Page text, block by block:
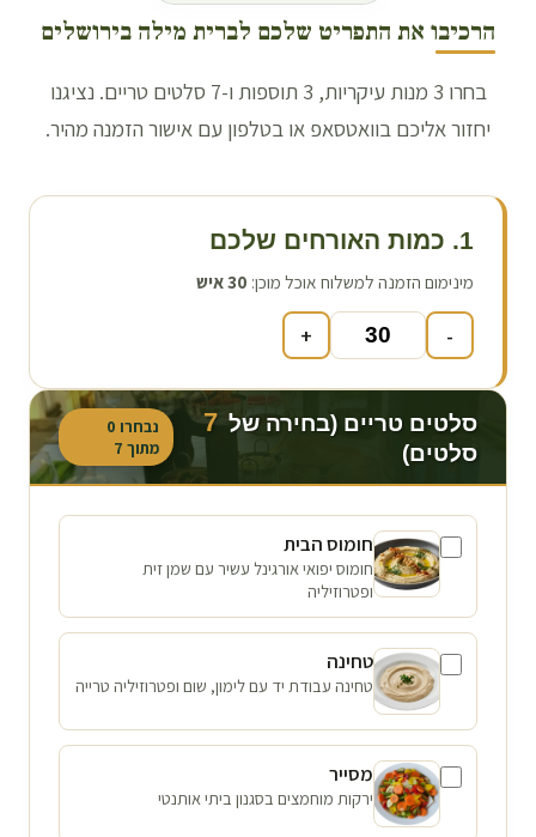
הרכיבו את התפריט שלכם לברית מילה בירושלים
בחרו 3 מנות עיקריות, 3 תוספות ו-7 סלטים טריים. נציגנו
יחזור אליכם בוואטסאפ או בטלפון עם אישור הזמנה מהיר.
1. כמות האורחים שלכם
מינימום הזמנה למשלוח אוכל מוכן: 30איש
-
+
סלטים טריים (בחירה של 7
סלטים)
נבחרו 0
מתוך 7
חומוס הבית
חומוס יפואי אורגינל עשיר עם שמן זית
ופטרוזיליה
טחינה
טחינה עבודת יד עם לימון, שום ופטרוזיליה טרייה
מסייר
ירקות מוחמצים בסגנון ביתי אותנטי